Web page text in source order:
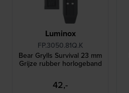
Luminox
FP.3050.81Q.K
Bear Grylls Survival 23 mm
Grijze rubber horlogeband
42,-